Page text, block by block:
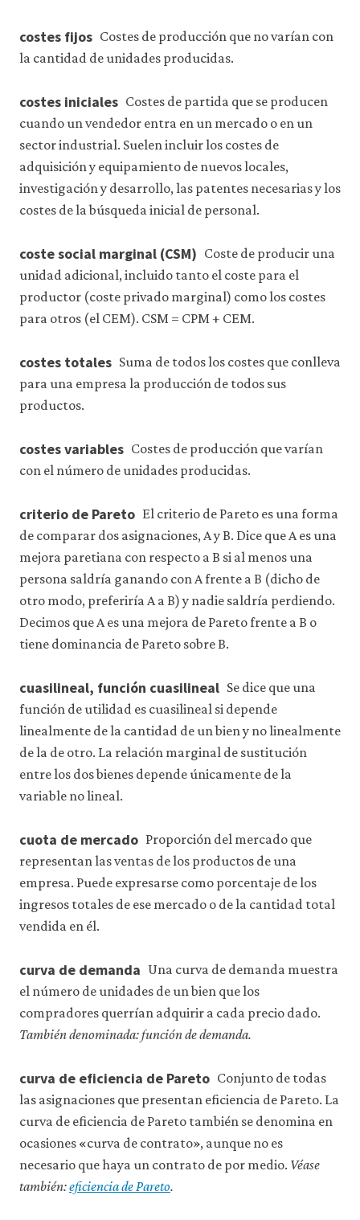
costes fijos Costes de producción que no varían con
la cantidad de unidades producidas.
costes iniciales Costes de partida que se producen
cuando un vendedor entra en un mercado o en un
sector industrial. Suelen incluir los costes de
adquisición y equipamiento de nuevos locales,
investigación y desarrollo, las patentes necesarias y los
costes de la búsqueda inicial de personal.
coste social marginal (CSM) Coste de producir una
unidad adicional, incluido tanto el coste para el
productor (coste privado marginal) como los costes
para otros (el CEM). CSM = CPM + CEM.
costes totales Suma de todos los costes que conlleva
para una empresa la producción de todos sus
productos.
costes variables Costes de producción que varían
con el número de unidades producidas.
criterio de Pareto El criterio de Pareto es una forma
de comparar dos asignaciones, A y B. Dice que A es una
mejora paretiana con respecto a B si al menos una
persona saldría ganando con A frente a B (dicho de
otro modo, preferiría A a B) y nadie saldría perdiendo.
Decimos que A es una mejora de Pareto frente a B o
tiene dominancia de Pareto sobre B.
cuasilineal, función cuasilineal Se dice que una
función de utilidad es cuasilineal si depende
linealmente de la cantidad de un bien y no linealmente
de la de otro. La relación marginal de sustitución
entre los dos bienes depende únicamente de la
variable no lineal.
cuota de mercado Proporción del mercado que
representan las ventas de los productos de una
empresa. Puede expresarse como porcentaje de los
ingresos totales de ese mercado o de la cantidad total
vendida en él.
curva de demanda Una curva de demanda muestra
el número de unidades de un bien que los
compradores querrían adquirir a cada precio dado.
También denominada: función de demanda.
curva de eficiencia de Pareto Conjunto de todas
las asignaciones que presentan eficiencia de Pareto. La
curva de eficiencia de Pareto también se denomina en
ocasiones «curva de contrato», aunque no es
necesario que haya un contrato de por medio. Véase
también:eficiencia de Pareto.